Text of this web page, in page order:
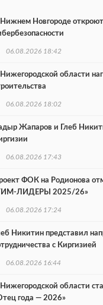
Новгороде
06.08.2026 18:42
области
06.08.2026 18:02
Жапаров и Глеб
06.08.2026 17:43
ФОК на Родионова
ЛИДЕРЫ 2025/26»
06.08.2026 17:24
Никитин представил
с Киргизией
06.08.2026 16:44
области
года — 2026»